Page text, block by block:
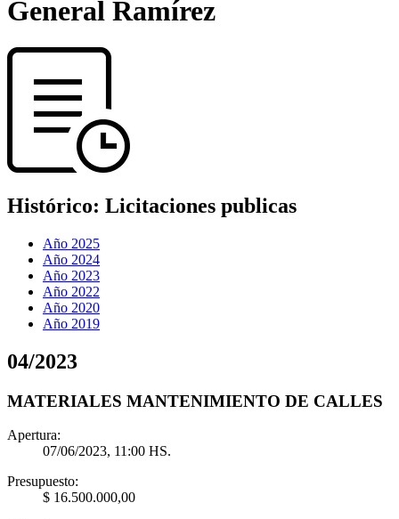
General Ramírez
Histórico: Licitaciones publicas
Año 2025
Año 2024
Año 2023
Año 2022
Año 2020
Año 2019
04/2023
MATERIALES MANTENIMIENTO DE CALLES
Apertura:
07/06/2023, 11:00 HS.
Presupuesto:
$ 16.500.000,00